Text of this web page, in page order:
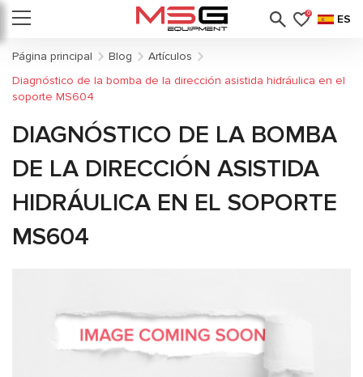
0 ES
Página principal Blog
Artículos
Diagnóstico de la bomba de la dirección asistida hidráulica en el
soporte MS604
DIAGNÓSTICO DE LA BOMBA
DE LA DIRECCIÓN ASISTIDA
HIDRÁULICA EN EL SOPORTE
MS604